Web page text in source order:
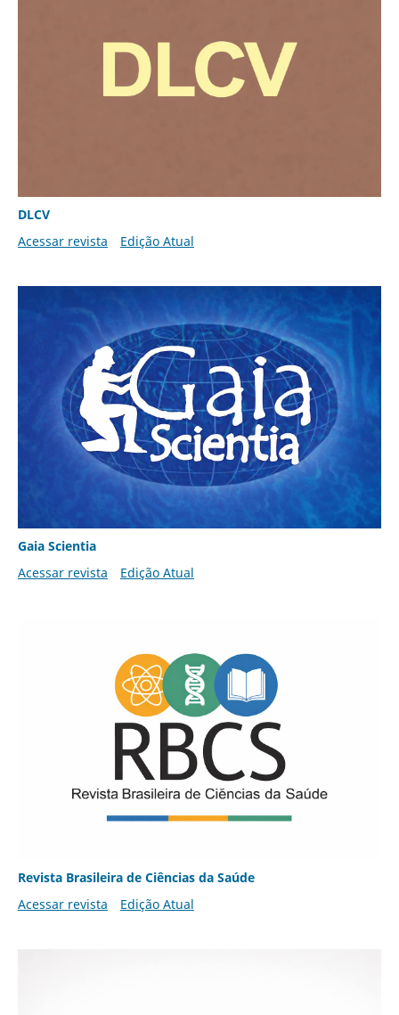
DLCV
Acessar revista
Edição Atual
Gaia Scientia
Acessar revista
Edição Atual
Revista Brasileira de Ciências da Saúde
Acessar revista
Edição Atual